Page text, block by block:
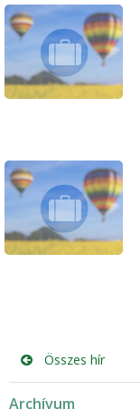
Összes hír
Archívum